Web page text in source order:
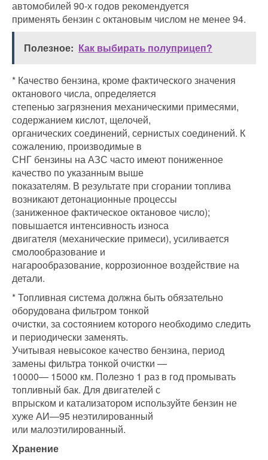
автомобилей 90-х годов рекомендуется
применять бензин с октановым числом не менее 94.
Полезное: Как выбирать полуприцеп?
* Качество бензина, кроме фактического значения
октанового числа, определяется
степенью загрязнения механическими примесями,
содержанием кислот, щелочей,
органических соединений, сернистых соединений. К
сожалению, производимые в
СНГ бензины на АЗС часто имеют пониженное
качество по указанным выше
показателям. В результате при сгорании топлива
возникают детонационные процессы
(заниженное фактическое октановое число);
повышается интенсивность износа
двигателя (механические примеси), усиливается
смолообразование и
нагарообразование, коррозионное воздействие на
детали.
* Топливная система должна быть обязательно
оборудована фильтром тонкой
очистки, за состоянием которого необходимо следить
и периодически заменять.
Учитывая невысокое качество бензина, период
замены фильтра тонкой очистки —
10000— 15000 км. Полезно 1 раз в год промывать
топливный бак. Для двигателей с
впрыском и катализатором используйте бензин не
хуже АИ—95 неэтилированный
или малоэтилированный.
Хранение